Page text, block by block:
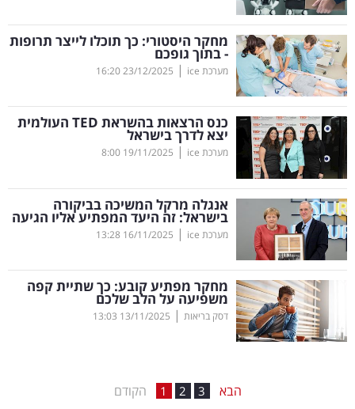
ספורט
קריירה
ולימודים
מינויים
רייטינג
רכב
בריאות
תרבות
ופנאי
תיירות
מחקר היסטורי: כך תוכלו לייצר תרופות
- בתוך גופכם
מערכת ice |
23/12/2025
16:20
כנס הרצאות בהשראת TED העולמית
יצא לדרך בישראל
מערכת ice |
19/11/2025
8:00
אנגלה מרקל המשיכה בביקורה
בישראל: זה היעד המפתיע אליו הגיעה
מערכת ice |
16/11/2025
13:28
מחקר מפתיע קובע: כך שתיית קפה
משפיעה על הלב שלכם
דסק בריאות |
13/11/2025
13:03
הקודם 1 2 3 הבא